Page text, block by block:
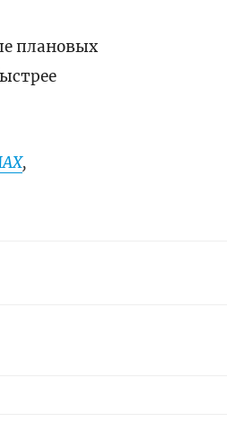
плановых
,